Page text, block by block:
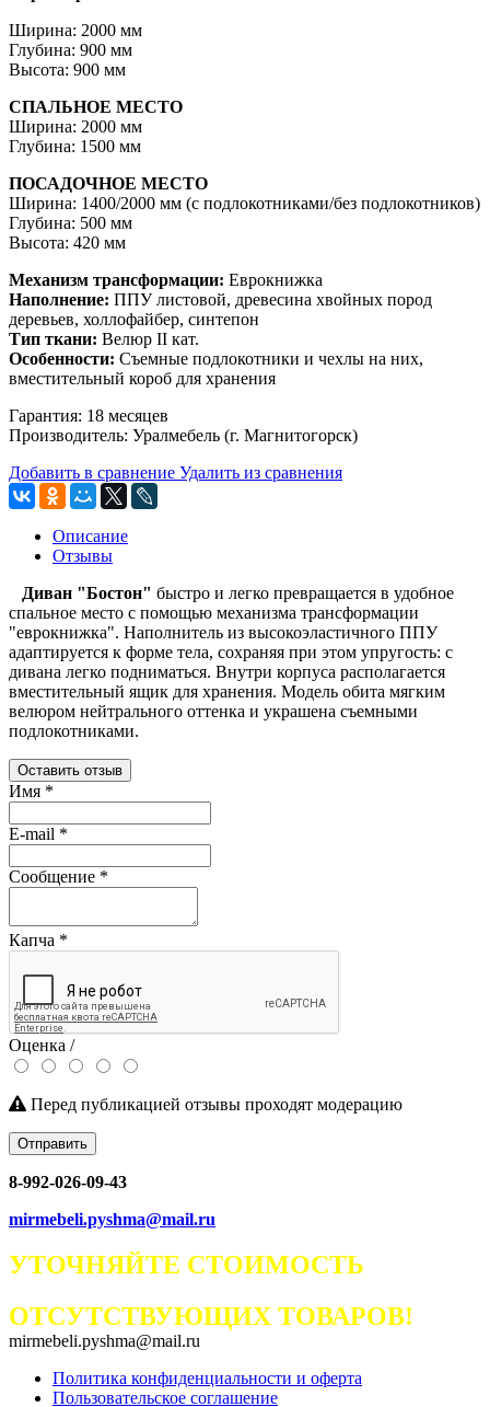
Ширина: 2000 мм
Глубина: 900 мм
Высота: 900 мм
СПАЛЬНОЕ МЕСТО
Ширина: 2000 мм
Глубина: 1500 мм
ПОСАДОЧНОЕ МЕСТО
Ширина: 1400/2000 мм (с подлокотниками/без подлокотников)
Глубина: 500 мм
Высота: 420 мм
Механизм трансформации: Еврокнижка
Наполнение: ППУ листовой, древесина хвойных пород
деревьев, холлофайбер, синтепон
Тип ткани: Велюр II кат.
Особенности: Съемные подлокотники и чехлы на них,
вместительный короб для хранения
Гарантия: 18 месяцев
Производитель: Уралмебель (г. Магнитогорск)
Добавить в сравнение Удалить из сравнения
Описание
Отзывы
Диван "Бостон" быстро и легко превращается в удобное
спальное место с помощью механизма трансформации
"еврокнижка". Наполнитель из высокоэластичного ППУ
адаптируется к форме тела, сохраняя при этом упругость: с
дивана легко подниматься. Внутри корпуса располагается
вместительный ящик для хранения. Модель обита мягким
велюром нейтрального оттенка и украшена съемными
подлокотниками.
Оставить отзыв
Имя *
E-mail *
Сообщение *
Капча *
Оценка /
Перед публикацией отзывы проходят модерацию
Отправить
8-992-026-09-43
mirmebeli.pyshma@mail.ru
УТОЧНЯЙТЕ СТОИМОСТЬ
ОТСУТСТВУЮЩИХ ТОВАРОВ!
mirmebeli.pyshma@mail.ru
Политика конфиденциальности и оферта
Пользовательское соглашение